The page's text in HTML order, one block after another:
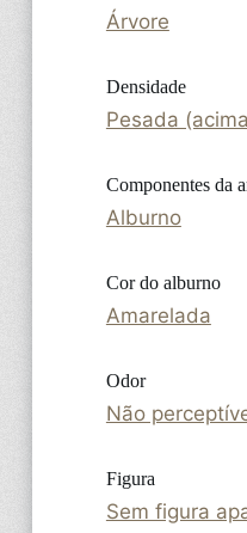
Árvore
Densidade
Pesada
Componentes da
Alburno
Cor do alburno
Amarelada
Odor
Não
Figura
Sem figura